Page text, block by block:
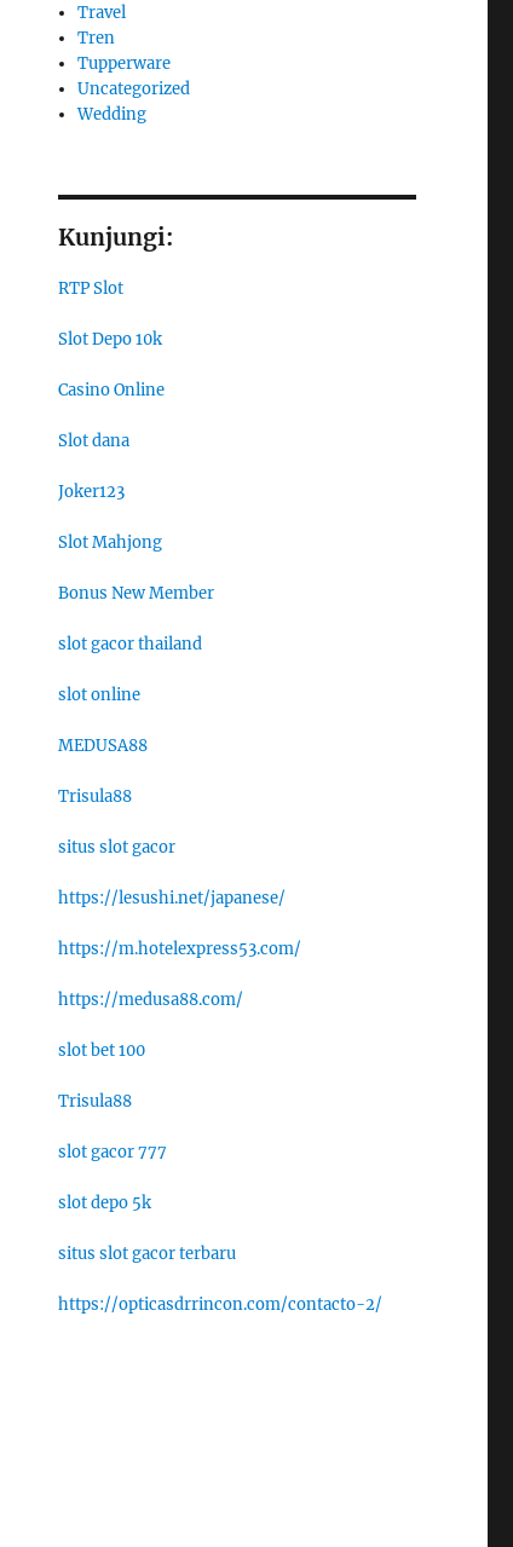
Travel
Tren
Tupperware
Uncategorized
Wedding
Kunjungi:
RTP Slot
Slot Depo 10k
Casino Online
Slot dana
Joker123
Slot Mahjong
Bonus New Member
slot gacor thailand
slot online
MEDUSA88
Trisula88
situs slot gacor
https://lesushi.net/japanese/
https://m.hotelexpress53.com/
https://medusa88.com/
slot bet 100
Trisula88
slot gacor 777
slot depo 5k
situs slot gacor terbaru
https://opticasdrrincon.com/contacto-2/